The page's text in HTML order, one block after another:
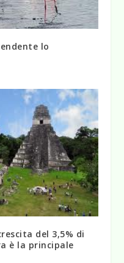
lo
del 3,5% di
è la principale